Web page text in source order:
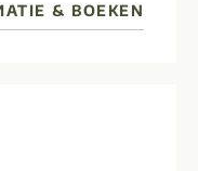
& BOEKEN